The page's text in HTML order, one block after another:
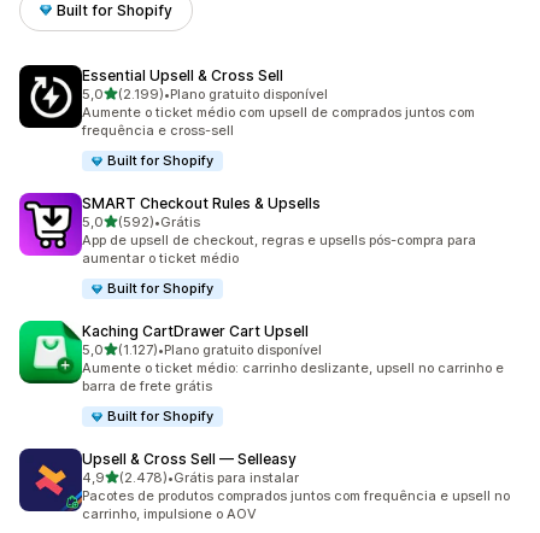
Built for Shopify
Essential Upsell & Cross Sell
5,0de 5 estrelas
(2.199)
2199 avaliações ao todo
•Plano gratuito disponível
Aumente o ticket médio com upsell de comprados juntos com
frequência e cross-sell
Built for Shopify
SMART Checkout Rules & Upsells
5,0de 5 estrelas
(592)
592 avaliações ao todo
•Grátis
App de upsell de checkout, regras e upsells pós-compra para
aumentar o ticket médio
Built for Shopify
Kaching CartDrawer Cart Upsell
5,0de 5 estrelas
(1.127)
1127 avaliações ao todo
•Plano gratuito disponível
Aumente o ticket médio: carrinho deslizante, upsell no carrinho e
barra de frete grátis
Built for Shopify
Upsell & Cross Sell — Selleasy
4,9de 5 estrelas
(2.478)
2478 avaliações ao todo
•Grátis para instalar
Pacotes de produtos comprados juntos com frequência e upsell no
carrinho, impulsione o AOV